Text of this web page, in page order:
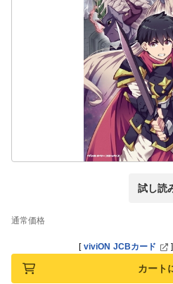
試し読
通常価格
[ viviON JCBカード ]
カート